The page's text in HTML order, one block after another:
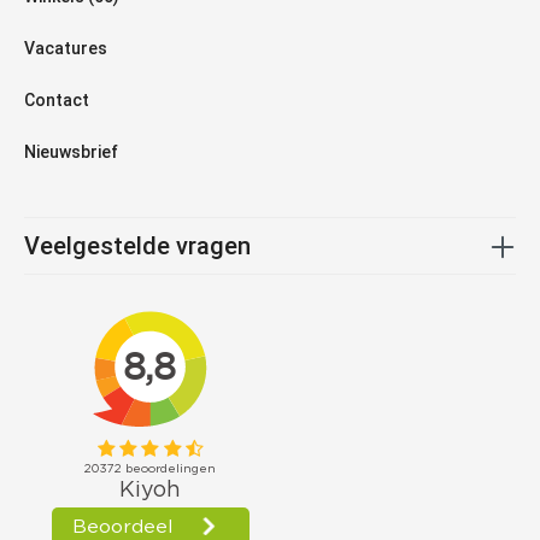
Vacatures
Contact
Nieuwsbrief
Veelgestelde vragen